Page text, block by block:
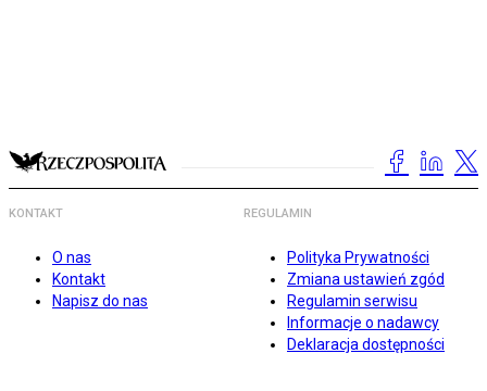
KONTAKT
O nas
Kontakt
Napisz do nas
REGULAMIN
Polityka Prywatności
Zmiana ustawień zgód
Regulamin serwisu
Informacje o nadawcy
Deklaracja dostępności